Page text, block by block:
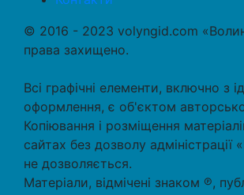
© 2016 - 2023 volyngid.com
права захищено.
Всі графічні елементи, включно з
оформлення, є об'єктом
Копіювання і розміщення
сайтах без дозволу адміністрації
не дозволяється.
Матеріали, відмічені знаком ℗,